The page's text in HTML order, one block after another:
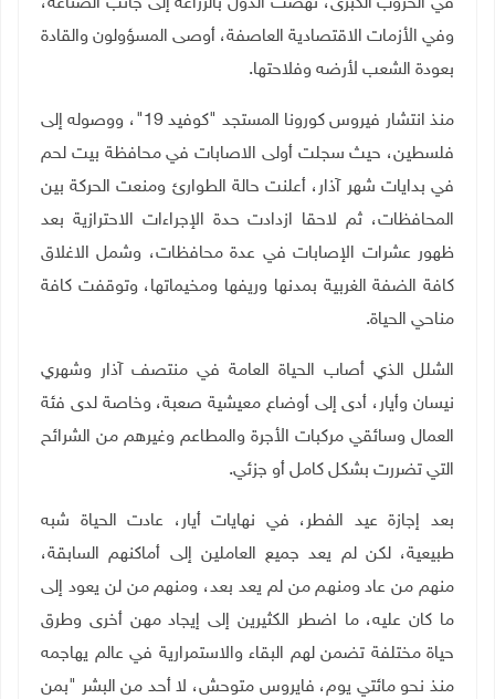
وفي الأزمات الاقتصادية العاصفة، أوصى المسؤولون والقادة
بعودة الشعب لأرضه وفلاحتها.
منذ انتشار فيروس كورونا المستجد "كوفيد 19"، ووصوله إلى
فلسطين، حيث سجلت أولى الاصابات في محافظة بيت لحم
في بدايات شهر آذار، أعلنت حالة الطوارئ ومنعت الحركة بين
المحافظات، ثم لاحقا ازدادت حدة الإجراءات الاحترازية بعد
ظهور عشرات الإصابات في عدة محافظات، وشمل الاغلاق
كافة الضفة الغربية بمدنها وريفها ومخيماتها، وتوقفت كافة
مناحي الحياة.
الشلل الذي أصاب الحياة العامة في منتصف آذار وشهري
نيسان وأيار، أدى إلى أوضاع معيشية صعبة، وخاصة لدى فئة
العمال وسائقي مركبات الأجرة والمطاعم وغيرهم من الشرائح
التي تضررت بشكل كامل أو جزئي.
بعد إجازة عيد الفطر، في نهايات أيار، عادت الحياة شبه
طبيعية، لكن لم يعد جميع العاملين إلى أماكنهم السابقة،
منهم من عاد ومنهم من لم يعد بعد، ومنهم من لن يعود إلى
ما كان عليه، ما اضطر الكثيرين إلى إيجاد مهن أخرى وطرق
حياة مختلفة تضمن لهم البقاء والاستمرارية في عالم يهاجمه
منذ نحو مائتي يوم، فايروس متوحش، لا أحد من البشر "بمن